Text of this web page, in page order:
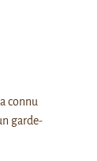
connu
garde-